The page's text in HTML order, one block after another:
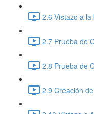
2.6 Vistazo a
2.7 Prueba de
2.8 Prueba de
2.9 Creación